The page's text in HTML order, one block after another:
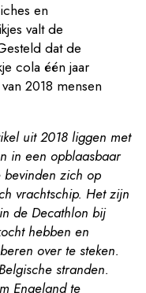
en
valt de
dat de
cola één jaar
2018 mensen
uit 2018 liggen met
in een opblaasbaar
bevinden zich op
vrachtschip. Het zijn
de Decathlon bij
hebben en
over te steken.
stranden.
Engeland te